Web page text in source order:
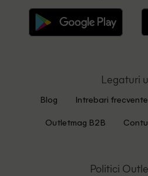
Legaturi
Blog Intrebari frecvente
Outletmag B2B
Politici